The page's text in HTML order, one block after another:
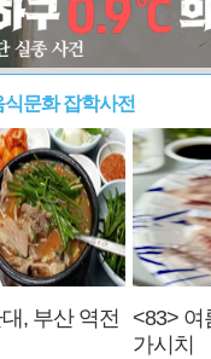
문화 잡학사전
, 부산 역전
<83> 여
가시치